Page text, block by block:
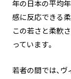
年の日本の平均
感に反応できる
この若さと柔軟
っています。
若者の間では、